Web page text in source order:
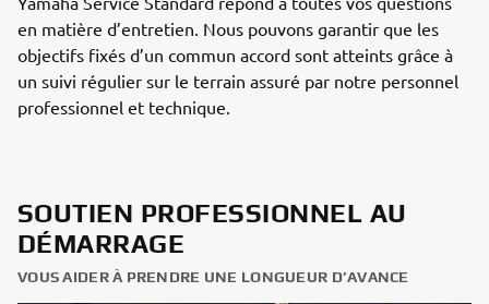
en matière d’entretien. Nous pouvons garantir que les
objectifs fixés d’un commun accord sont atteints grâce à
un suivi régulier sur le terrain assuré par notre personnel
professionnel et technique.
SOUTIEN PROFESSIONNEL AU
DÉMARRAGE
VOUS AIDER À PRENDRE UNE LONGUEUR D’AVANCE